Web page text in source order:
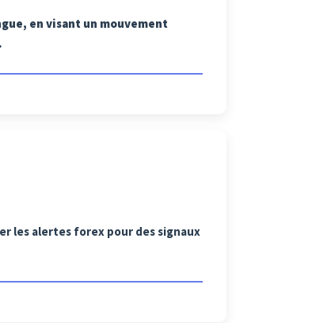
en visant un mouvement
les alertes forex pour des signaux